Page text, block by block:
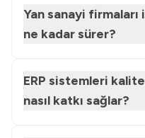
Yan sanayi firmaları
ne kadar sürer?
ERP sistemleri
nasıl katkı sağlar?